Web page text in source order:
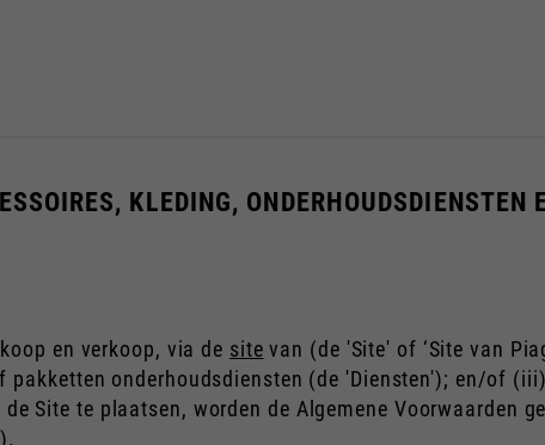
KLEDING, ONDERHOUDSDIENSTEN
en verkoop, via de site van (de 'Site' of ‘Site van
onderhoudsdiensten (de 'Diensten'); en/of
Site te plaatsen, worden de Algemene Voorwaarden
).
Nederlands Frans